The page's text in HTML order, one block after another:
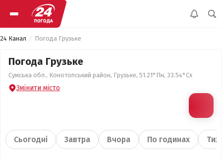
24 Канал Погода Грузьке
Погода Грузьке
Сумська обл., Конотопський район, Грузьке, 51.21°Пн, 33.54°Сх
Змінити місто
Сьогодні Завтра Вчора По годинах